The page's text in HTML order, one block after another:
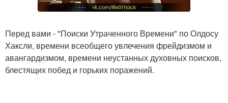
Перед вами - "Поиски Утраченного Времени" по Олдосу
Хаксли, времени всеобщего увлечения фрейдизмом и
авангардизмом, времени неустанных духовных поисков,
блестящих побед и горьких поражений.